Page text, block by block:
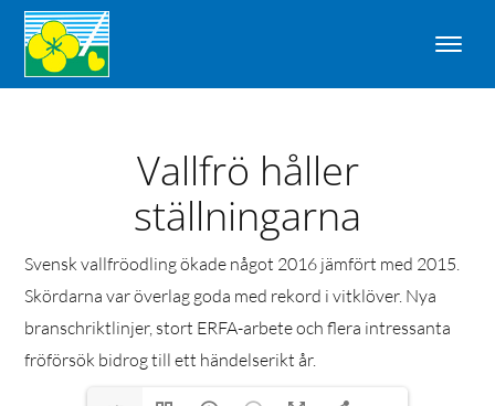
Vallfrö håller
ställningarna
Svensk vallfröodling ökade något 2016 jämfört med 2015.
Skördarna var överlag goda med rekord i vitklöver. Nya
branschriktlinjer, stort ERFA-arbete och flera intressanta
fröförsök bidrog till ett händelserikt år.